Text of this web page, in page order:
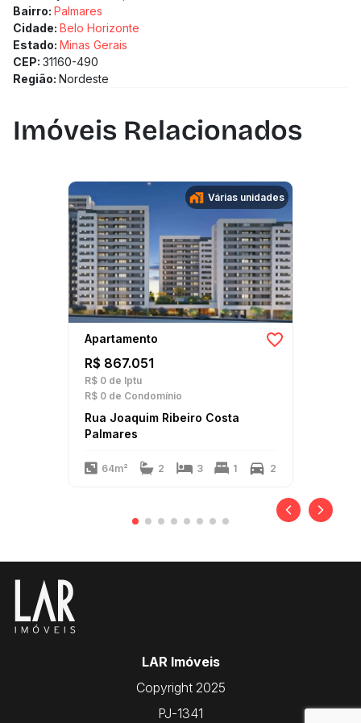
Bairro: Palmares
Cidade: Belo Horizonte
Estado: Minas Gerais
CEP: 31160-490
Região: Nordeste
Imóveis Relacionados
Várias unidades
Apartamento
R$ 867.051
R$ 0 de Iptu
R$ 0 de Condomínio
Rua Joaquim Ribeiro Costa
Palmares
64m² 2 3 1 2
LAR Imóveis
Copyright 2025
PJ-1341